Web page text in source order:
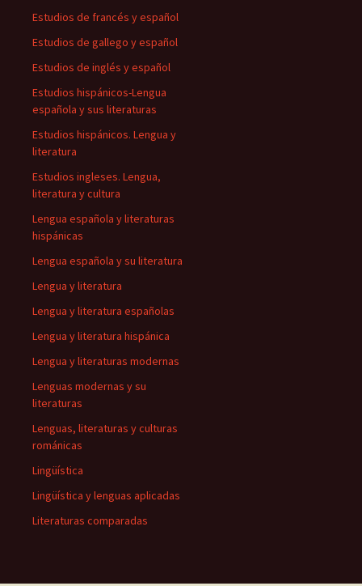
Estudios de francés y español
Estudios de gallego y español
Estudios de inglés y español
Estudios hispánicos-Lengua
española y sus literaturas
Estudios hispánicos. Lengua y
literatura
Estudios ingleses. Lengua,
literatura y cultura
Lengua española y literaturas
hispánicas
Lengua española y su literatura
Lengua y literatura
Lengua y literatura españolas
Lengua y literatura hispánica
Lengua y literaturas modernas
Lenguas modernas y su
literaturas
Lenguas, literaturas y culturas
románicas
Lingüística
Lingüística y lenguas aplicadas
Literaturas comparadas